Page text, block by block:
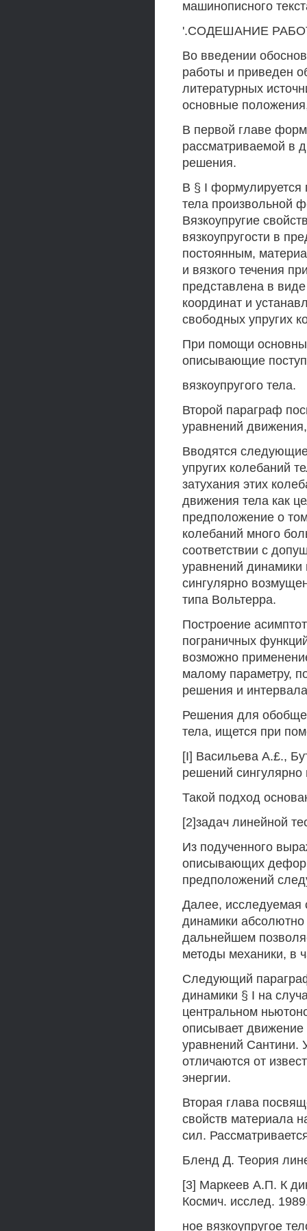
машинописного
'.СОДЕШАНИЕ
Во введении
работы и приведен
литературных
основные
В первой главе
рассматриваемой в
решения.
В § I формулируется
тела произвольной
Вязкоупругие
вязкоупругости в
постоянным,
и вязкого течения
представлена в
координат и
свободных упругих
При помощи
описывающие
вязкоупругого тела.
Второй параграф
уравнений
Вводятся
упругих колебаний
затухания этих
движения тела как
предположение о
колебаний много
соответствии с
уравнений динамики
сингулярно
типа Вольтерра.
Построение
пограничных
возможно
малому параметру,
решения и
Решения для
тела, ищется при
[I] Васильева А.£.,
решений
Такой подход
[2]задач линейной
Из подученного
описывающих
предположений
Далее, исследуемая
динамики
дальнейшем
методы механики, в
Следующий
динамики § I на
центральном
описывает движение
уравнений
отличаются от
энергии.
Вторая глава
свойств материала
сил.
Бленд Д. Теория
[3] Маркеев А.П. К
Космич. исслед.
ное вязкоупругое